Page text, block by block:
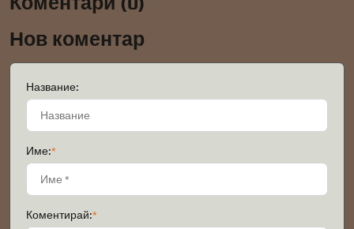
Нов коментар
Название:
Име:*
Коментирай:*